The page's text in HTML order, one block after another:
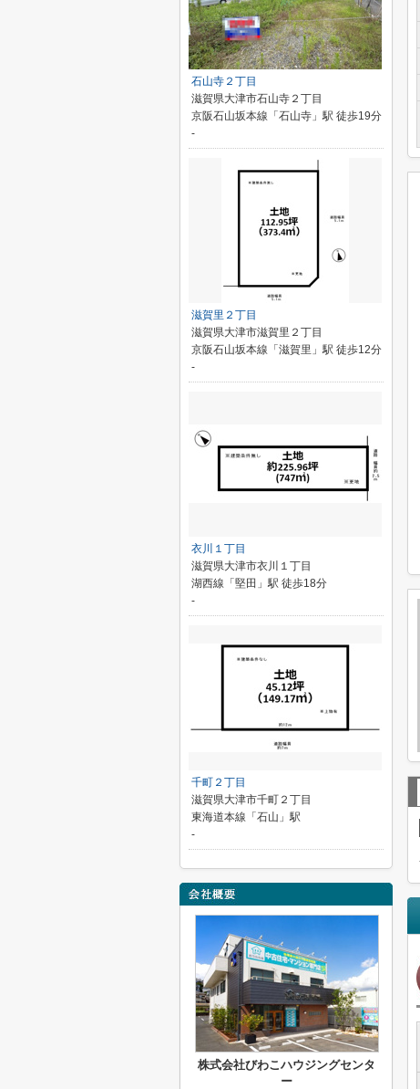
石山寺２丁目
滋賀県大津市石山寺２丁目
京阪石山坂本線「石山寺」駅 徒歩19分
-
滋賀里２丁目
滋賀県大津市滋賀里２丁目
京阪石山坂本線「滋賀里」駅 徒歩12分
-
衣川１丁目
滋賀県大津市衣川１丁目
湖西線「堅田」駅 徒歩18分
-
千町２丁目
滋賀県大津市千町２丁目
東海道本線「石山」駅
-
株式会社びわこハウジングセンタ
ー